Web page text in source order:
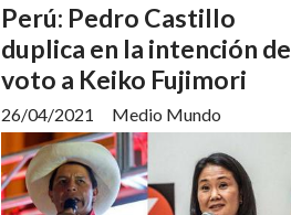
Perú: Pedro Castillo
duplica en la intención de
voto a Keiko Fujimori
Medio Mundo
26/04/2021